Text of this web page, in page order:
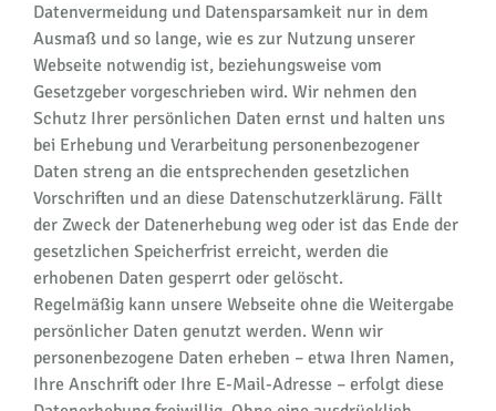
Datenvermeidung und Datensparsamkeit nur in dem
Ausmaß und so lange, wie es zur Nutzung unserer
Webseite notwendig ist, beziehungsweise vom
Gesetzgeber vorgeschrieben wird. Wir nehmen den
Schutz Ihrer persönlichen Daten ernst und halten uns
bei Erhebung und Verarbeitung personenbezogener
Daten streng an die entsprechenden gesetzlichen
Vorschriften und an diese Datenschutzerklärung. Fällt
der Zweck der Datenerhebung weg oder ist das Ende der
gesetzlichen Speicherfrist erreicht, werden die
erhobenen Daten gesperrt oder gelöscht.
Regelmäßig kann unsere Webseite ohne die Weitergabe
persönlicher Daten genutzt werden. Wenn wir
personenbezogene Daten erheben – etwa Ihren Namen,
Ihre Anschrift oder Ihre E-Mail-Adresse – erfolgt diese